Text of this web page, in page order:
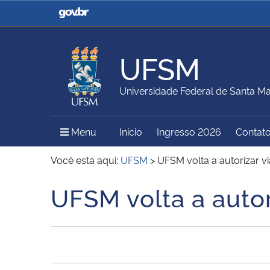
Casa Civil
Ministério da Justiça e
Ministério da Agricultura,
Pecuária e Abastecimento
Ministério da Educação
Ministério do Meio Ambiente Ministério do Turismo
Secretaria de Governo
Gabinete de Segurança
UFSM
Universidade Federal de Santa
Menu Menu Principal do Sítio
Início Ingresso 2026 Contato
Você está aqui: UFSM > UFSM volta a autorizar
Início do conteúdo
UFSM volta a